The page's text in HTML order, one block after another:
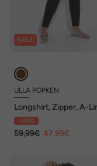
SALE
ULLA POPKEN
Longshirt, Zipper, A-
Ausschnitt, 3/4-Arm
- 20%
59,99€ 47,99€